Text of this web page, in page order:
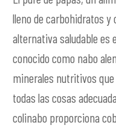
lleno de carbohidratos y
alternativa saludable es
conocido como nabo
minerales nutritivos
todas las cosas
colinabo proporciona